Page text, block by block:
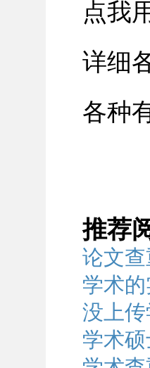
点我
详细
各种
推荐
论文
学术
没上
学术